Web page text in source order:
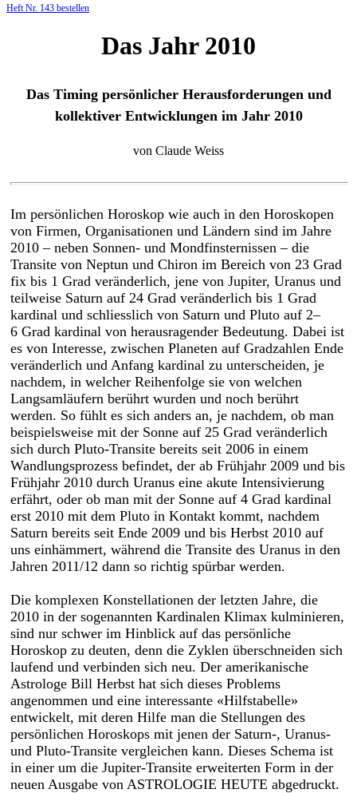
Heft Nr. 143 bestellen
Das Jahr 2010
Das Timing persönlicher Herausforderungen und
kollektiver Entwicklungen im Jahr 2010
von Claude Weiss
Im persönlichen Horoskop wie auch in den Horoskopen
von Firmen, Organisationen und Ländern sind im Jahre
2010 – neben Sonnen- und Mondfinsternissen – die
Transite von Neptun und Chiron im Bereich von 23 Grad
fix bis 1 Grad veränderlich, jene von Jupiter, Uranus und
teilweise Saturn auf 24 Grad veränderlich bis 1 Grad
kardinal und schliesslich von Saturn und Pluto auf 2–
6 Grad kardinal von herausragender Bedeutung. Dabei ist
es von Interesse, zwischen Planeten auf Gradzahlen Ende
veränderlich und Anfang kardinal zu unterscheiden, je
nachdem, in welcher Reihenfolge sie von welchen
Langsamläufern berührt wurden und noch berührt
werden. So fühlt es sich anders an, je nachdem, ob man
beispielsweise mit der Sonne auf 25 Grad veränderlich
sich durch Pluto-Transite bereits seit 2006 in einem
Wandlungsprozess befindet, der ab Frühjahr 2009 und bis
Frühjahr 2010 durch Uranus eine akute Intensivierung
erfährt, oder ob man mit der Sonne auf 4 Grad kardinal
erst 2010 mit dem Pluto in Kontakt kommt, nachdem
Saturn bereits seit Ende 2009 und bis Herbst 2010 auf
uns einhämmert, während die Transite des Uranus in den
Jahren 2011/12 dann so richtig spürbar werden.
Die komplexen Konstellationen der letzten Jahre, die
2010 in der sogenannten Kardinalen Klimax kulminieren,
sind nur schwer im Hinblick auf das persönliche
Horoskop zu deuten, denn die Zyklen überschneiden sich
laufend und verbinden sich neu. Der amerikanische
Astrologe Bill Herbst hat sich dieses Problems
angenommen und eine interessante «Hilfstabelle»
entwickelt, mit deren Hilfe man die Stellungen des
persönlichen Horoskops mit jenen der Saturn-, Uranus-
und Pluto-Transite vergleichen kann. Dieses Schema ist
in einer um die Jupiter-Transite erweiterten Form in der
neuen Ausgabe von ASTROLOGIE HEUTE abgedruckt.